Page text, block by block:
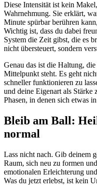
Diese Intensität ist kein
Wahrnehmung. Sie erklärt,
Minute spürbar berühren
Wichtig ist, dass du dabei
System die Zeit gibst, die es
nicht übersteuert, sondern
Genau das ist die Haltung,
Mittelpunkt steht. Es geht
schneller funktionieren zu
und deine Eigenart als Stärke
Phasen, in denen sich etwas
Bleib am Ball:
normal
Lass nicht nach. Gib deinem
Raum, sich neu zu formen
emotionalen Erleichterung
Was du jetzt erlebst, ist kein